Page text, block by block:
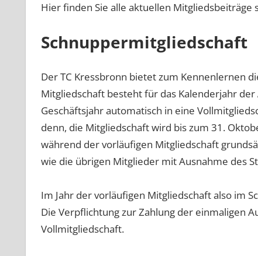
Hier finden Sie alle aktuellen
Schnuppermitgliedschaft
Der TC Kressbronn bietet zum Kennenlernen
Mitgliedschaft besteht für das Kalenderjahr
Geschäftsjahr automatisch in eine
denn, die Mitgliedschaft wird bis zum 31.
während der vorläufigen Mitgliedschaft
wie die übrigen Mitglieder mit Ausnahme des
Im Jahr der vorläufigen Mitgliedschaft also im
Die Verpflichtung zur Zahlung der einmaligen
Vollmitgliedschaft.